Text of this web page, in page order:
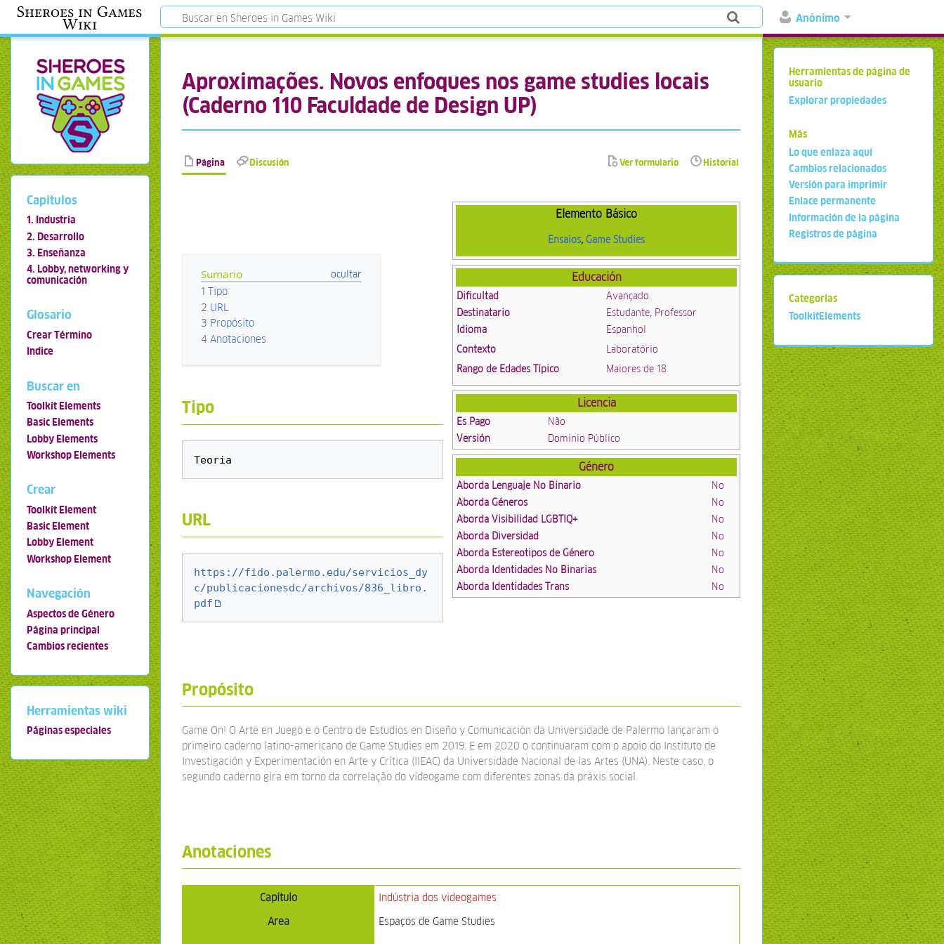
Anónimo
Sheroes in Games
Wiki
Aproximações. Novos enfoques nos game studies locais
(Caderno 110 Faculdade de Design UP)
Página Discusión Ver formulario Historial
Elemento Básico
Ensaios, Game Studies
Educación
Dificultad
Avançado
Destinatario
Estudante, Professor
Idioma
Espanhol
Contexto
Laboratório
Rango de Edades Típico
Maiores de 18
Licencia
Es Pago
Não
Versión
Domínio Público
Género
Aborda Lenguaje No Binario
No
Aborda Géneros
No
Aborda Visibilidad LGBTIQ+
No
Aborda Diversidad
No
Aborda Estereotipos de Género
No
Aborda Identidades No Binarias
No
Aborda Identidades Trans
No
Sumario
1 Tipo
2 URL
3 Propósito
4 Anotaciones
Tipo
URL
https://fido.palermo.edu/servicios_dy
c/publicacionesdc/archivos/836_libro.
pdf
Propósito
Game On! O Arte en Juego e o Centro de Estudios en Diseño y Comunicación da Universidade de Palermo lançaram o
primeiro caderno latino-americano de Game Studies em 2019. E em 2020 o continuaram com o apoio do Instituto de
Investigación y Experimentación en Arte y Crítica (IIEAC) da Universidade Nacional de las Artes (UNA). Neste caso, o
segundo caderno gira em torno da correlação do videogame com diferentes zonas da práxis social.
Anotaciones
Capítulo
Indústria dos videogames
Area
Espaços de Game Studies
Capítulos
1. Industria
2. Desarrollo
3. Enseñanza
4. Lobby, networking y
comunicación
Glosario
Crear Término
Indice
Buscar en
Toolkit Elements
Basic Elements
Lobby Elements
Workshop Elements
Crear
Toolkit Element
Basic Element
Lobby Element
Workshop Element
Navegación
Aspectos de Género
Página principal
Cambios recientes
Herramientas wiki
Páginas especiales
Herramientas de página de
usuario
Explorar propiedades
Más
Lo que enlaza aquí
Cambios relacionados
Versión para imprimir
Enlace permanente
Información de la página
Registros de página
Categorías
ToolkitElements